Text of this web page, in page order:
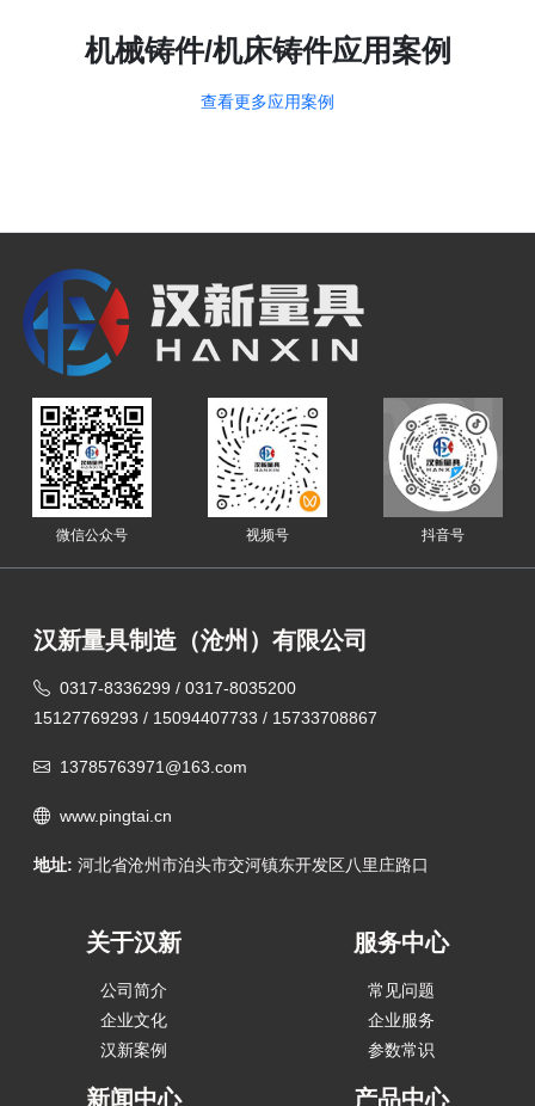
机械铸件/机床铸件应用案例
查看更多应用案例
微信公众号 视频号 抖音号
汉新量具制造（沧州）有限公司
0317-8336299 / 0317-8035200
15127769293 / 15094407733 / 15733708867
13785763971@163.com
www.pingtai.cn
地址: 河北省沧州市泊头市交河镇东开发区八里庄路口
关于汉新
公司简介
企业文化
汉新案例
服务中心
常见问题
企业服务
参数常识
新闻中心 产品中心